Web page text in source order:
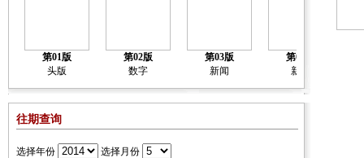
第01版
头版
第02版
数字
第03版
新闻
第04版
新闻
往期查询
选择年份 选择月份